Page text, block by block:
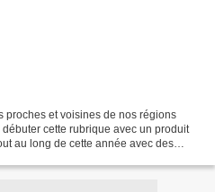
proches et voisines de nos régions
cette rubrique avec un produit
au long de cette année avec des